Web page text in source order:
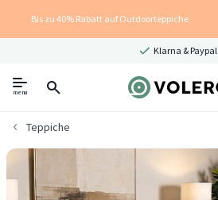
Bis zu 40% Rabatt auf Outdoorteppiche
Klarna & Paypal
menu
Teppiche